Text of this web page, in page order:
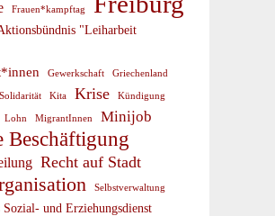
Frauen*kampftag
"Leiharbeit
Gewerkschaft Griechenland
Kita Krise Kündigung
Lohn MigrantInnen Minijob
Beschäftigung
Recht auf Stadt
Selbstverwaltung
und Erziehungsdienst